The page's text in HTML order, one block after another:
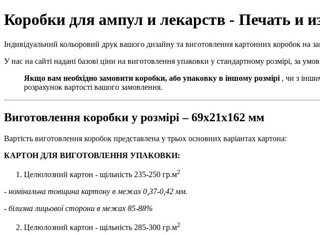
Коробки для ампул и лекарств - Печать и
Індивідуальний кольоровий друк вашого дизайну та виготовлення картонних коробок на
У нас на сайті надані базові ціни на виготовлення упаковки у стандартному розмірі, за
Якщо вам необхідно замовити коробки, або упаковку в іншому розмірі , чи з
розрахунок вартості вашого замовлення.
Виготовлення коробки у розмірі – 69х21х162 мм
Вартість виготовлення коробок представлена у трьох основних варіантах картона:
КАРТОН ДЛЯ ВИГОТОВЛЕННЯ УПАКОВКИ:
Целюлозний картон - щільність 235-250 гр.м2
- номінальна товщина картону в межах 0,37-0,42 мм.
- білизна лицьової сторони в межах 85-88%
Целюлозний картон - щільність 285-300 гр.м2